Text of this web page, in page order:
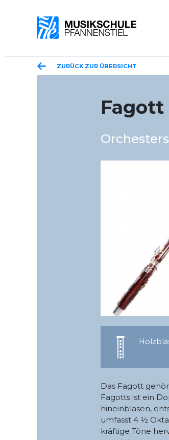
ZURÜCK ZUR ÜBERSICHT
Fagott
Das Fagott
Fagotts ist ein
hineinblasen,
umfasst 4 ½
kräftige Töne